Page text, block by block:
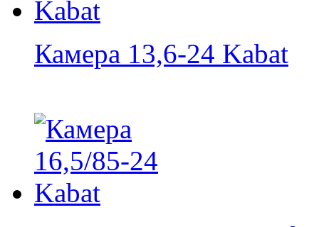
Камера 13,6-24 Kabat